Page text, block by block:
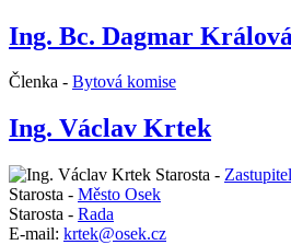
Ing. Bc. Dagmar Králová
Členka - Bytová komise
Ing. Václav Krtek
Starosta -
Starosta - Město Osek
Starosta - Rada
E-mail: krtek@osek.cz